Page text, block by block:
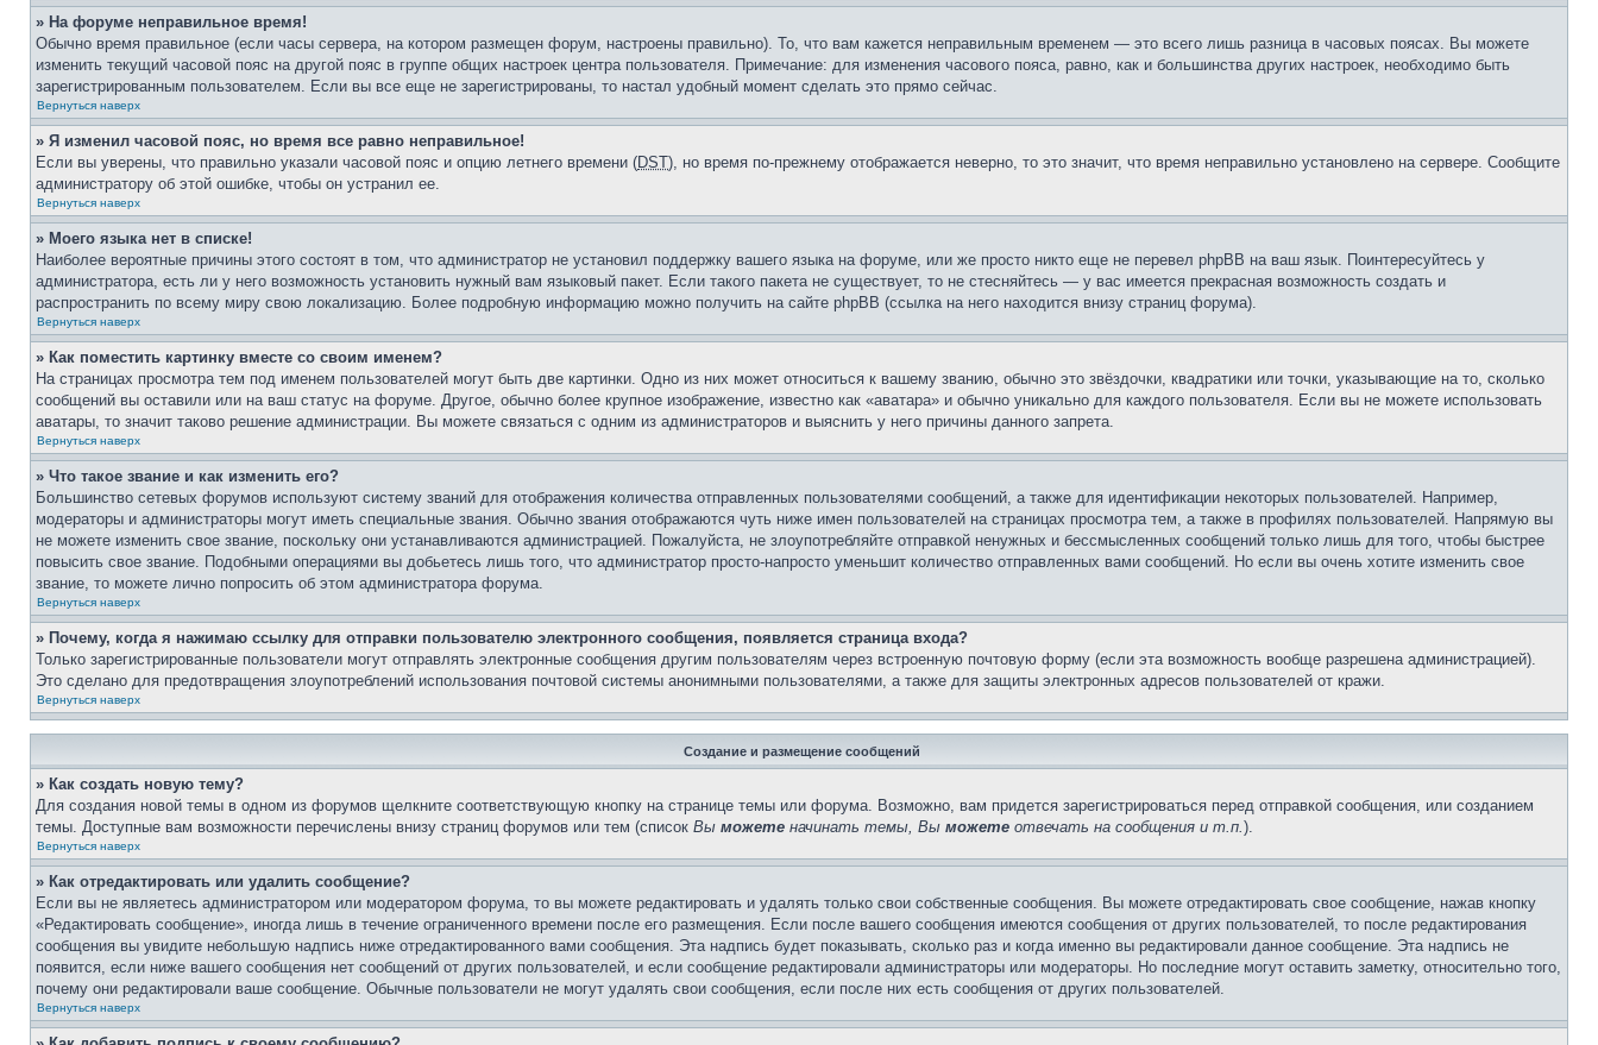
» На форуме неправильное время!
Обычно время правильное (если часы сервера, на котором размещен форум, настроены правильно). То, что вам кажется неправильным временем — это всего лишь разница в часовых поясах. Вы можете
изменить текущий часовой пояс на другой пояс в группе общих настроек центра пользователя. Примечание: для изменения часового пояса, равно, как и большинства других настроек, необходимо быть
зарегистрированным пользователем. Если вы все еще не зарегистрированы, то настал удобный момент сделать это прямо сейчас.
Вернуться наверх
» Я изменил часовой пояс, но время все равно неправильное!
Если вы уверены, что правильно указали часовой пояс и опцию летнего времени (DST), но время по-прежнему отображается неверно, то это значит, что время неправильно установлено на сервере. Сообщите
администратору об этой ошибке, чтобы он устранил ее.
Вернуться наверх
» Моего языка нет в списке!
Наиболее вероятные причины этого состоят в том, что администратор не установил поддержку вашего языка на форуме, или же просто никто еще не перевел phpBB на ваш язык. Поинтересуйтесь у
администратора, есть ли у него возможность установить нужный вам языковый пакет. Если такого пакета не существует, то не стесняйтесь — у вас имеется прекрасная возможность создать и
распространить по всему миру свою локализацию. Более подробную информацию можно получить на сайте phpBB (ссылка на него находится внизу страниц форума).
Вернуться наверх
» Как поместить картинку вместе со своим именем?
На страницах просмотра тем под именем пользователей могут быть две картинки. Одно из них может относиться к вашему званию, обычно это звёздочки, квадратики или точки, указывающие на то, сколько
сообщений вы оставили или на ваш статус на форуме. Другое, обычно более крупное изображение, известно как «аватара» и обычно уникально для каждого пользователя. Если вы не можете использовать
аватары, то значит таково решение администрации. Вы можете связаться с одним из администраторов и выяснить у него причины данного запрета.
Вернуться наверх
» Что такое звание и как изменить его?
Большинство сетевых форумов используют систему званий для отображения количества отправленных пользователями сообщений, а также для идентификации некоторых пользователей. Например,
модераторы и администраторы могут иметь специальные звания. Обычно звания отображаются чуть ниже имен пользователей на страницах просмотра тем, а также в профилях пользователей. Напрямую вы
не можете изменить свое звание, поскольку они устанавливаются администрацией. Пожалуйста, не злоупотребляйте отправкой ненужных и бессмысленных сообщений только лишь для того, чтобы быстрее
повысить свое звание. Подобными операциями вы добьетесь лишь того, что администратор просто-напросто уменьшит количество отправленных вами сообщений. Но если вы очень хотите изменить свое
звание, то можете лично попросить об этом администратора форума.
Вернуться наверх
» Почему, когда я нажимаю ссылку для отправки пользователю электронного сообщения, появляется страница входа?
Только зарегистрированные пользователи могут отправлять электронные сообщения другим пользователям через встроенную почтовую форму (если эта возможность вообще разрешена администрацией).
Это сделано для предотвращения злоупотреблений использования почтовой системы анонимными пользователями, а также для защиты электронных адресов пользователей от кражи.
Вернуться наверх
Создание и размещение сообщений
» Как создать новую тему?
Для создания новой темы в одном из форумов щелкните соответствующую кнопку на странице темы или форума. Возможно, вам придется зарегистрироваться перед отправкой сообщения, или созданием
темы. Доступные вам возможности перечислены внизу страниц форумов или тем (список Вы можете начинать темы, Вы можете отвечать на сообщения и т.п.).
Вернуться наверх
» Как отредактировать или удалить сообщение?
Если вы не являетесь администратором или модератором форума, то вы можете редактировать и удалять только свои собственные сообщения. Вы можете отредактировать свое сообщение, нажав кнопку
«Редактировать сообщение», иногда лишь в течение ограниченного времени после его размещения. Если после вашего сообщения имеются сообщения от других пользователей, то после редактирования
сообщения вы увидите небольшую надпись ниже отредактированного вами сообщения. Эта надпись будет показывать, сколько раз и когда именно вы редактировали данное сообщение. Эта надпись не
появится, если ниже вашего сообщения нет сообщений от других пользователей, и если сообщение редактировали администраторы или модераторы. Но последние могут оставить заметку, относительно того,
почему они редактировали ваше сообщение. Обычные пользователи не могут удалять свои сообщения, если после них есть сообщения от других пользователей.
Вернуться наверх